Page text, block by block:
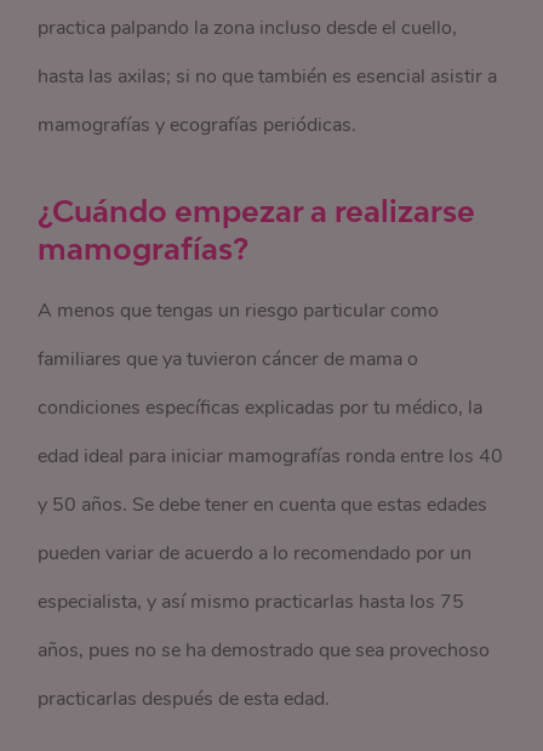
practica palpando la zona incluso desde el cuello,
hasta las axilas; si no que también es esencial asistir a
mamografías y ecografías periódicas.
¿Cuándo empezar a realizarse
mamografías?
A menos que tengas un riesgo particular como
familiares que ya tuvieron cáncer de mama o
condiciones específicas explicadas por tu médico, la
edad ideal para iniciar mamografías ronda entre los 40
y 50 años. Se debe tener en cuenta que estas edades
pueden variar de acuerdo a lo recomendado por un
especialista, y así mismo practicarlas hasta los 75
años, pues no se ha demostrado que sea provechoso
practicarlas después de esta edad.